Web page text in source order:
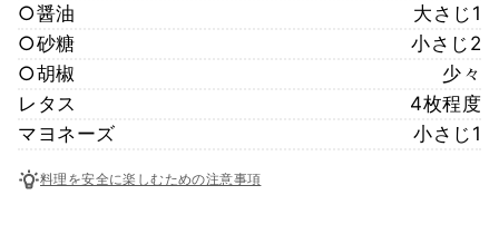
○醤油
大さじ1
○砂糖
小さじ2
○胡椒
少々
レタス
4枚程度
マヨネーズ
小さじ1
料理を安全に楽しむための注意事項